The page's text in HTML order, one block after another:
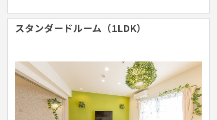
スタンダードルーム（1LDK）